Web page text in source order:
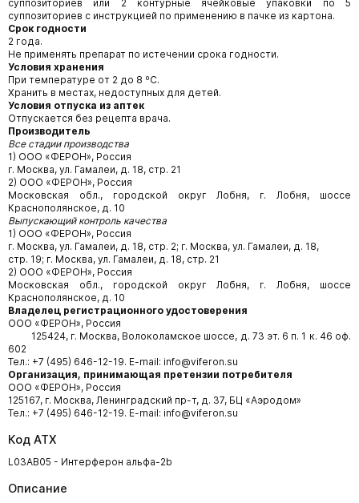
суппозиториев или 2 контурные ячейковые упаковки по 5
суппозиториев с инструкцией по применению в пачке из картона.
Срок годности
2 года.
Не применять препарат по истечении срока годности.
Условия хранения
При температуре от 2 до 8 ºС.
Хранить в местах, недоступных для детей.
Условия отпуска из аптек
Отпускается без рецепта врача.
Производитель
Все стадии производства
1) ООО «ФЕРОН», Россия
г. Москва, ул. Гамалеи, д. 18, стр. 21
2) ООО «ФЕРОН», Россия
Московская обл., городской округ Лобня, г. Лобня, шоссе
Краснополянское, д. 10
Выпускающий контроль качества
1) ООО «ФЕРОН», Россия
г. Москва, ул. Гамалеи, д. 18, стр. 2; г. Москва, ул. Гамалеи, д. 18,
стр. 19; г. Москва, ул. Гамалеи, д. 18, стр. 21
2) ООО «ФЕРОН», Россия
Московская обл., городской округ Лобня, г. Лобня, шоссе
Краснополянское, д. 10
Владелец регистрационного удостоверения
ООО «ФЕРОН», Россия
125424, г. Москва, Волоколамское шоссе, д. 73 эт. 6 п. 1 к. 46 оф.
602
Тел.: +7 (495) 646-12-19. E-mail: info@viferon.su
Организация, принимающая претензии потребителя
ООО «ФЕРОН», Россия
125167, г. Москва, Ленинградский пр-т, д. 37, БЦ «Аэродом»
Тел.: +7 (495) 646-12-19. E-mail: info@viferon.su
Код АТХ
L03AB05 - Интерферон альфа-2b
Описание